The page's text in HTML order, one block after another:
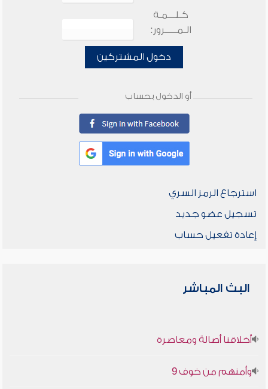
كـلـــمـة
الـمـــــرور:
دخول المشتركين
أو الدخول بحساب
استرجاع الرمز السري
تسجيل عضو جديد
إعادة تفعيل حساب
البث المباشر
أخلاقنا أصالة ومعاصرة
وأمنهم من خوف 9